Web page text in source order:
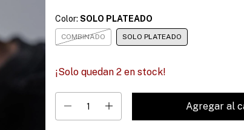
Color: SOLO PLATEADO
COMBINADO SOLO PLATEADO
¡Solo quedan 2en stock!